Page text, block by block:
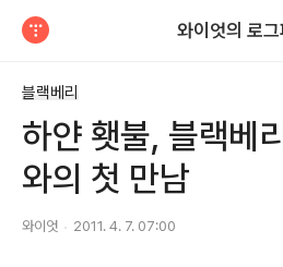
와이엇의 로그
블랙베리
하얀 횃불, 블랙베
와의 첫 만남
와이엇 2011. 4. 7. 07:00